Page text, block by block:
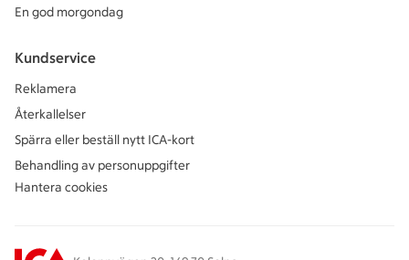
En god morgondag
Kundservice
Reklamera
Återkallelser
Spärra eller beställ nytt ICA-kort
Behandling av personuppgifter
Hantera cookies